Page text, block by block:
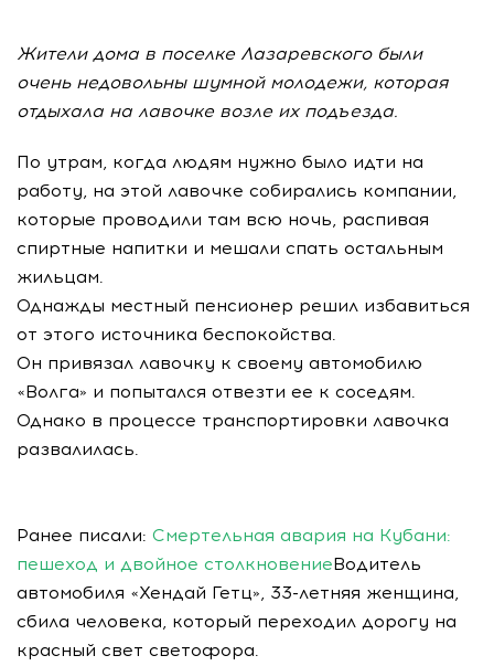
Жители дома в поселке Лазаревского были
очень недовольны шумной молодежи, которая
отдыхала на лавочке возле их подъезда.
По утрам, когда людям нужно было идти на
работу, на этой лавочке собирались компании,
которые проводили там всю ночь, распивая
спиртные напитки и мешали спать остальным
жильцам.
Однажды местный пенсионер решил избавиться
от этого источника беспокойства.
Он привязал лавочку к своему автомобилю
«Волга» и попытался отвезти ее к соседям.
Однако в процессе транспортировки лавочка
развалилась.
Ранее писали: Смертельная авария на Кубани:
пешеход и двойное столкновениеВодитель
автомобиля «Хендай Гетц», 33-летняя женщина,
сбила человека, который переходил дорогу на
красный свет светофора.